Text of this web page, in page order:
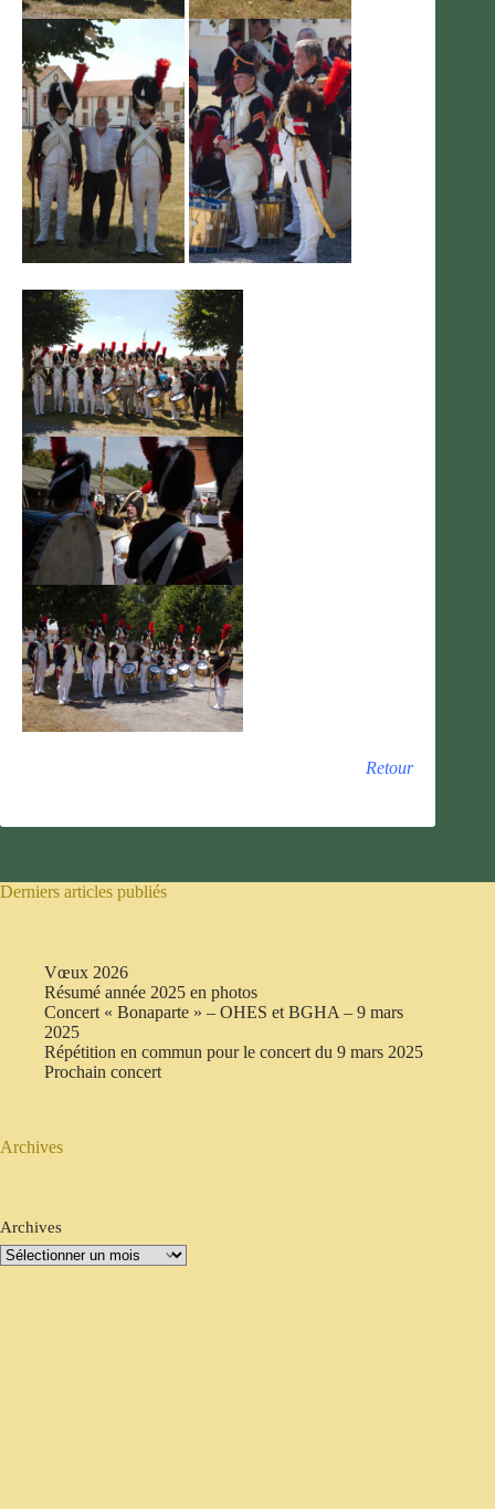
Retour
Derniers articles publiés
Vœux 2026
Résumé année 2025 en photos
Concert « Bonaparte » – OHES et BGHA – 9 mars
2025
Répétition en commun pour le concert du 9 mars 2025
Prochain concert
Archives
Archives